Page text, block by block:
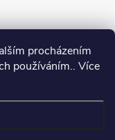
procházením
používáním.. Více